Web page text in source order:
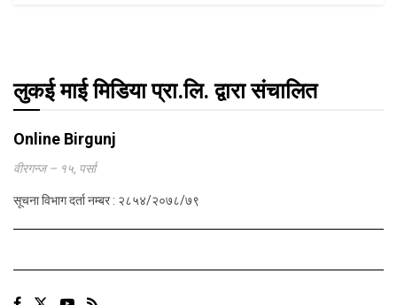
लुकई माई मिडिया प्रा.लि. द्वारा संचालित
Online Birgunj
वीरगन्ज – १५, पर्सा
सूचना विभाग दर्ता नम्बर : २८५४/२०७८/७९